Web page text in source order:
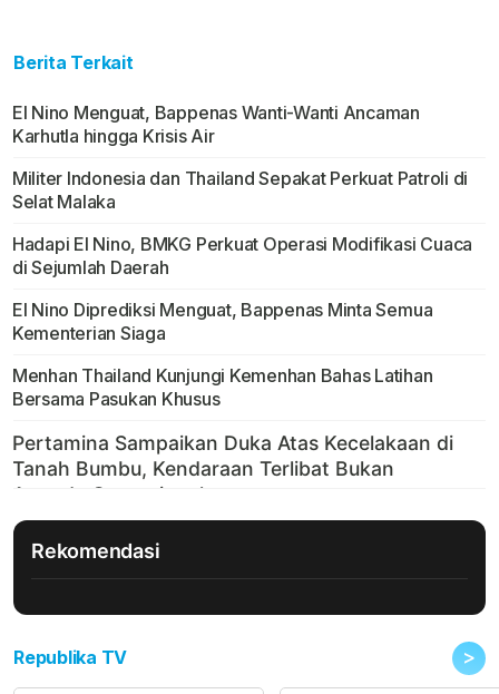
Berita Terkait
El Nino Menguat, Bappenas Wanti-Wanti Ancaman
Karhutla hingga Krisis Air
Militer Indonesia dan Thailand Sepakat Perkuat Patroli di
Selat Malaka
Hadapi El Nino, BMKG Perkuat Operasi Modifikasi Cuaca
di Sejumlah Daerah
El Nino Diprediksi Menguat, Bappenas Minta Semua
Kementerian Siaga
Menhan Thailand Kunjungi Kemenhan Bahas Latihan
Bersama Pasukan Khusus
Rekomendasi
Republika TV >